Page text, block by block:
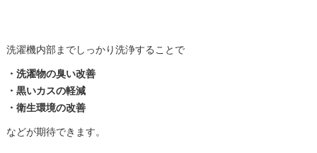
洗濯機内部までしっかり洗浄することで
・洗濯物の臭い改善
・黒いカスの軽減
・衛生環境の改善
などが期待できます。